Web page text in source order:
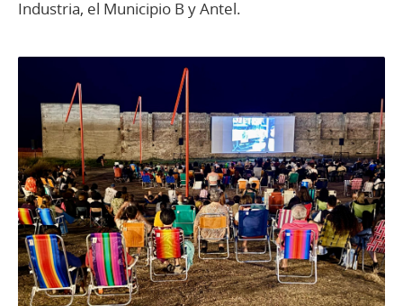
Industria, el Municipio B y Antel.